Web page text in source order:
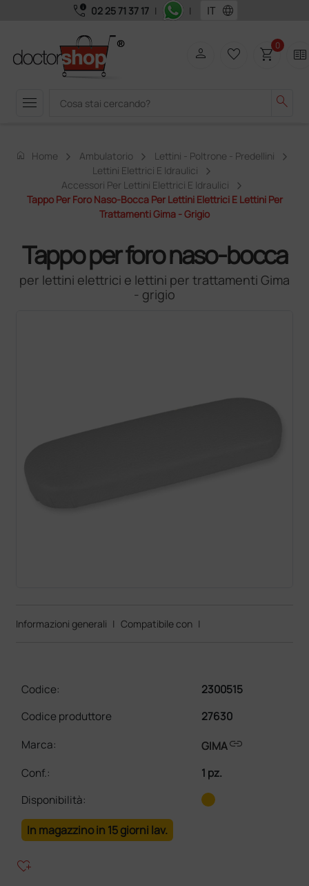
call_quality 02 25 71 37 17 | | language
menu search
person favorite_border shopping_cart0 two_pager
home Home Ambulatorio
Lettini - Poltrone - Predellini
Lettini Elettrici E Idraulici
Accessori Per Lettini Elettrici E Idraulici
Tappo Per Foro Naso-Bocca Per Lettini Elettrici E Lettini Per
Trattamenti Gima - Grigio
Tappo per foro naso-bocca
per lettini elettrici e lettini per trattamenti Gima
- grigio
Informazioni generali | Compatibile con |
Codice:
2300515
Codice produttore
27630
Marca:
GIMAlink
Conf.:
1 pz.
Disponibilità:
In magazzino in 15 giorni lav.
heart_plus